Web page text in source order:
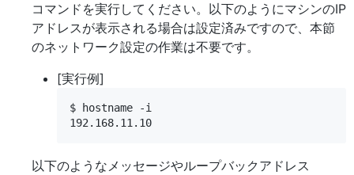
コマンドを実行してください。以下のようにマシンのIP
アドレスが表示される場合は設定済みですので、本節
のネットワーク設定の作業は不要です。
[実行例]
$ hostname -i
以下のようなメッセージやループバックアドレス